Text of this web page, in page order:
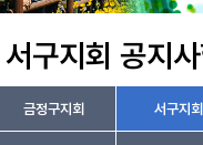
서구지회 공지
금정구지회 서구지회